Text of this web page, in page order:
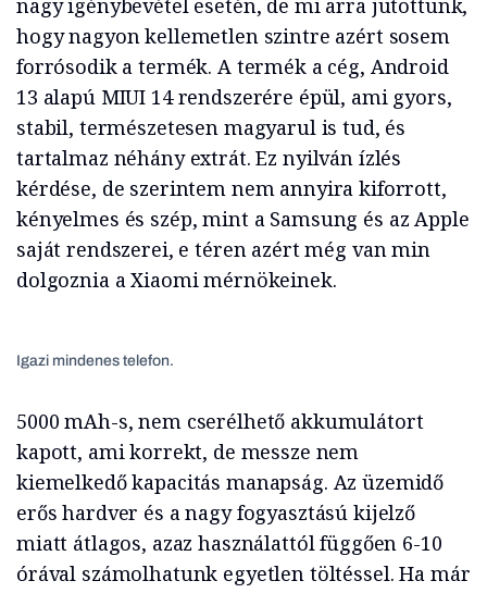
nagy igénybevétel esetén, de mi arra jutottunk,
hogy nagyon kellemetlen szintre azért sosem
forrósodik a termék. A termék a cég, Android
13 alapú MIUI 14 rendszerére épül, ami gyors,
stabil, természetesen magyarul is tud, és
tartalmaz néhány extrát. Ez nyilván ízlés
kérdése, de szerintem nem annyira kiforrott,
kényelmes és szép, mint a Samsung és az Apple
saját rendszerei, e téren azért még van min
dolgoznia a Xiaomi mérnökeinek.
Igazi mindenes telefon.
5000 mAh-s, nem cserélhető akkumulátort
kapott, ami korrekt, de messze nem
kiemelkedő kapacitás manapság. Az üzemidő
erős hardver és a nagy fogyasztású kijelző
miatt átlagos, azaz használattól függően 6-10
órával számolhatunk egyetlen töltéssel. Ha már